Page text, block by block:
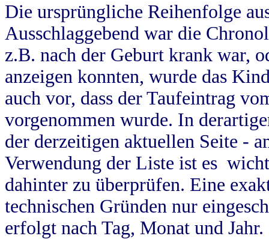
Die ursprüngliche Reihenfolge
Ausschlaggebend war die
z.B. nach der Geburt krank war,
anzeigen konnten, wurde das
auch vor, dass der Taufeintrag
vorgenommen wurde. In
der derzeitigen aktuellen Seite -
Verwendung der Liste ist es
dahinter zu überprüfen. Eine
technischen Gründen nur
erfolgt nach Tag, Monat und Jahr.